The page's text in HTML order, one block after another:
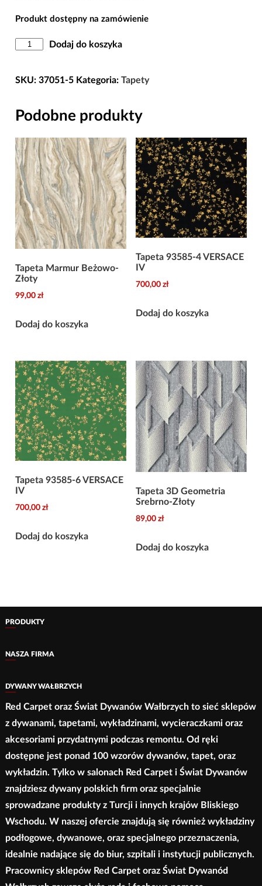
Produkt dostępny na zamówienie
ilość
37051-
Versace
Dodaj do koszyka
SKU: 37051-5 Kategoria: Tapety
Podobne produkty
Tapeta Marmur Beżowo-
Złoty
99,00 zł
Dodaj do koszyka
Tapeta 93585-4 VERSACE
IV
700,00 zł
Dodaj do koszyka
Tapeta 93585-6 VERSACE
IV
700,00 zł
Dodaj do koszyka
Tapeta 3D Geometria
Srebrno-Złoty
89,00 zł
Dodaj do koszyka
PRODUKTY
NASZA FIRMA
DYWANY WAŁBRZYCH
Red Carpet oraz Świat Dywanów Wałbrzych to sieć sklepów
z dywanami, tapetami, wykładzinami, wycieraczkami oraz
akcesoriami przydatnymi podczas remontu. Od ręki
dostępne jest ponad 100 wzorów dywanów, tapet, oraz
wykładzin. Tylko w salonach Red Carpet i Świat Dywanów
znajdziesz dywany polskich firm oraz specjalnie
sprowadzane produkty z Turcji i innych krajów Bliskiego
Wschodu. W naszej ofercie znajdują się również wykładziny
podłogowe, dywanowe, oraz specjalnego przeznaczenia,
idealnie nadające się do biur, szpitali i instytucji publicznych.
Pracownicy sklepów Red Carpet oraz Świat Dywanód